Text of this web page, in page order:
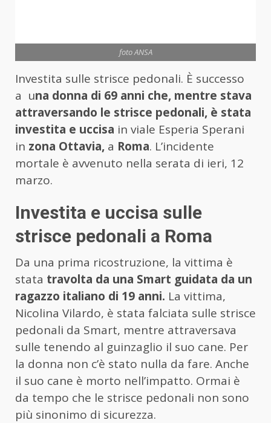
foto ANSA
Investita sulle strisce pedonali. È successo
a una donna di 69 anni che, mentre stava
attraversando le strisce pedonali, è stata
investita e uccisa in viale Esperia Sperani
in zona Ottavia, a Roma. L’incidente
mortale è avvenuto nella serata di ieri, 12
marzo.
Investita e uccisa sulle
strisce pedonali a Roma
Da una prima ricostruzione, la vittima è
stata travolta da una Smart guidata da un
ragazzo italiano di 19 anni. La vittima,
Nicolina Vilardo, è stata falciata sulle strisce
pedonali da Smart, mentre attraversava
sulle tenendo al guinzaglio il suo cane. Per
la donna non c’è stato nulla da fare. Anche
il suo cane è morto nell’impatto. Ormai è
da tempo che le strisce pedonali non sono
più sinonimo di sicurezza.